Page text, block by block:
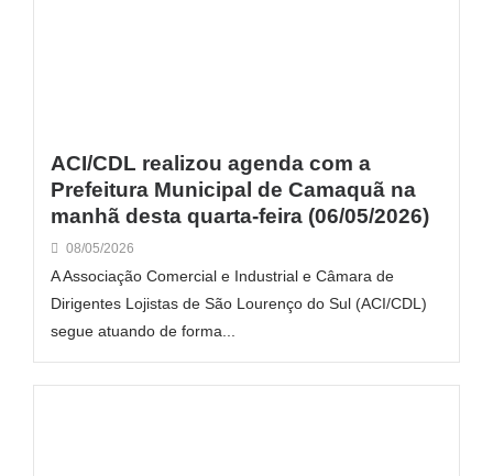
ACI/CDL realizou agenda com a
Prefeitura Municipal de Camaquã na
manhã desta quarta-feira (06/05/2026)
08/05/2026
A Associação Comercial e Industrial e Câmara de
Dirigentes Lojistas de São Lourenço do Sul (ACI/CDL)
segue atuando de forma...